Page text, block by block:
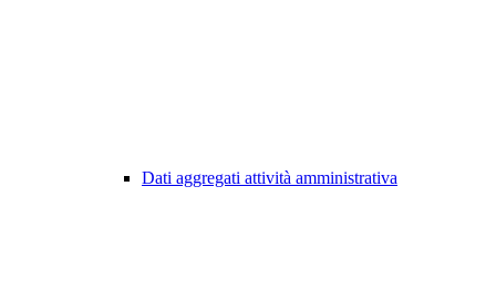
Dati aggregati attività amministrativa